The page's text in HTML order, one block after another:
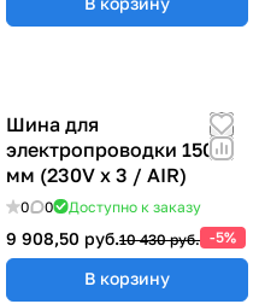
Шина для
электропроводки 1500
мм (230V x 3 / AIR)
0 0 Доступно к заказу
9 908,50 руб.10 430 руб. -5%
В корзину